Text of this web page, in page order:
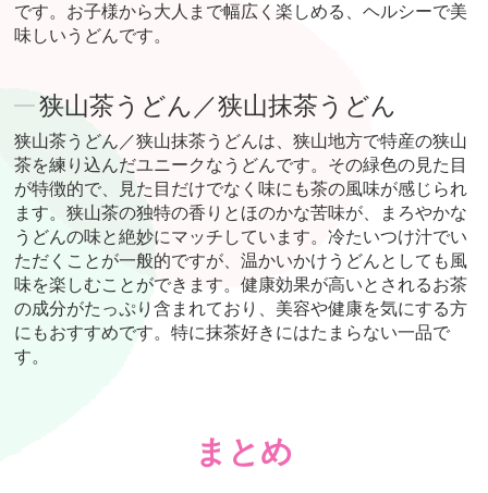
です。お子様から大人まで幅広く楽しめる、ヘルシーで美
味しいうどんです。
狭山茶うどん／狭山抹茶うどん
狭山茶うどん／狭山抹茶うどんは、狭山地方で特産の狭山
茶を練り込んだユニークなうどんです。その緑色の見た目
が特徴的で、見た目だけでなく味にも茶の風味が感じられ
ます。狭山茶の独特の香りとほのかな苦味が、まろやかな
うどんの味と絶妙にマッチしています。冷たいつけ汁でい
ただくことが一般的ですが、温かいかけうどんとしても風
味を楽しむことができます。健康効果が高いとされるお茶
の成分がたっぷり含まれており、美容や健康を気にする方
にもおすすめです。特に抹茶好きにはたまらない一品で
す。
まとめ